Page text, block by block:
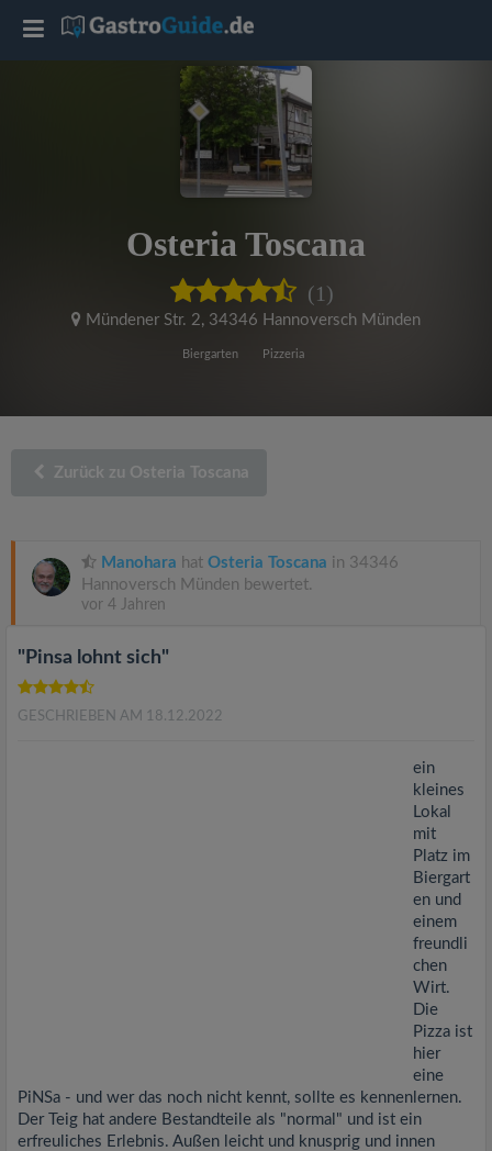
Osteria Toscana
(1)
Mündener Str. 2, 34346 Hannoversch Münden
Biergarten Pizzeria
Zurück zu Osteria Toscana
Manohara hat Osteria Toscana in 34346
Hannoversch Münden bewertet.
vor 4 Jahren
"Pinsa lohnt sich"
GESCHRIEBEN AM 18.12.2022
ein
kleines
Lokal
mit
Platz im
Biergart
en und
einem
freundli
chen
Wirt.
Die
Pizza ist
hier
eine
PiNSa - und wer das noch nicht kennt, sollte es kennenlernen.
Der Teig hat andere Bestandteile als "normal" und ist ein
erfreuliches Erlebnis. Außen leicht und knusprig und innen
T
a
t